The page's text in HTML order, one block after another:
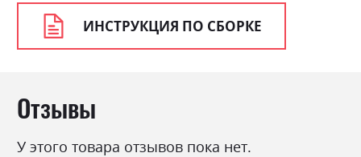
ИНСТРУКЦИЯ ПО СБОРКЕ
Отзывы
У этого товара отзывов пока нет.